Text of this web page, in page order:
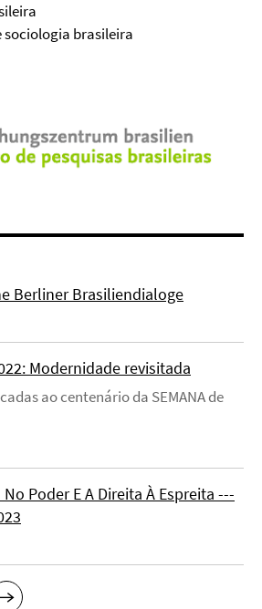
brasileira
Berliner Brasiliendialoge
Modernidade revisitada
ao centenário da SEMANA de
Poder E A Direita À Espreita ---